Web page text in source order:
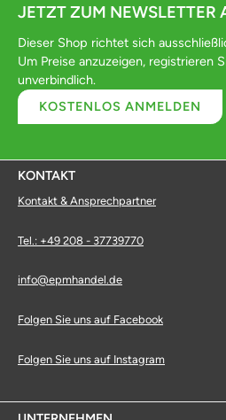
JETZT ZUM NEWSLETTER
Dieser Shop richtet sich
Um Preise anzuzeigen, registrieren
unverbindlich.
KOSTENLOS ANMELDEN
KONTAKT
Kontakt & Ansprechpartner
Tel.: +49 208 - 37739770
info@epmhandel.de
Folgen Sie uns auf Facebook
Folgen Sie uns auf Instagram